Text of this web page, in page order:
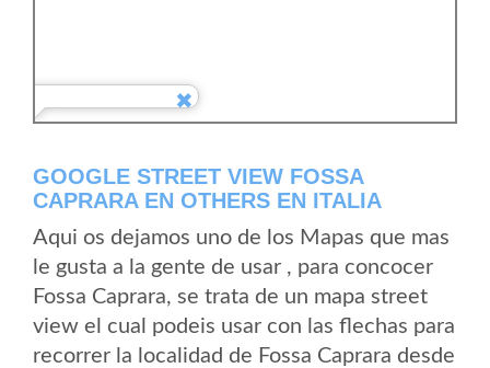
GOOGLE STREET VIEW FOSSA
CAPRARA EN OTHERS EN ITALIA
Aqui os dejamos uno de los Mapas que mas
le gusta a la gente de usar , para concocer
Fossa Caprara, se trata de un mapa street
view el cual podeis usar con las flechas para
recorrer la localidad de Fossa Caprara desde